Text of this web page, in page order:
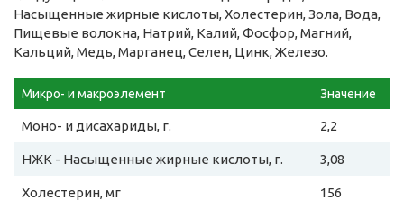
Насыщенные жирные кислоты, Холестерин, Зола, Вода,
Пищевые волокна, Натрий, Калий, Фосфор, Магний,
Кальций, Медь, Марганец, Селен, Цинк, Железо.
Микро- и макроэлемент Значение
Моно- и дисахариды, г. 2,2
НЖК - Насыщенные жирные кислоты, г. 3,08
Холестерин, мг 156